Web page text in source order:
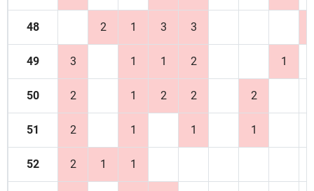
48 2 1 3 3
49 3 1 1 2 1
50 2 1 2 2 2
51 2 1 1 1
52 2 1 1